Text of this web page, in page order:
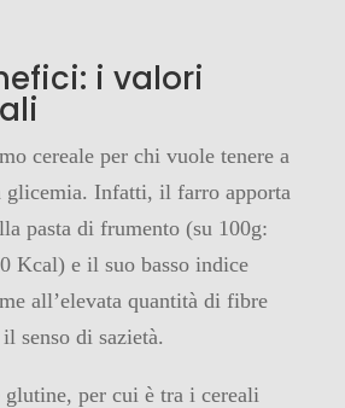
i valori
cereale per chi vuole tenere a
glicemia. Infatti, il farro apporta
pasta di frumento (su 100g:
Kcal) e il suo basso indice
all’elevata quantità di fibre
senso di sazietà.
per cui è tra i cereali